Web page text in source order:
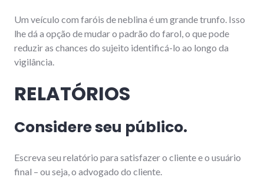
Um veículo com faróis de neblina é um grande trunfo. Isso
lhe dá a opção de mudar o padrão do farol, o que pode
reduzir as chances do sujeito identificá-lo ao longo da
vigilância.
RELATÓRIOS
Considere seu público.
Escreva seu relatório para satisfazer o cliente e o usuário
final – ou seja, o advogado do cliente.